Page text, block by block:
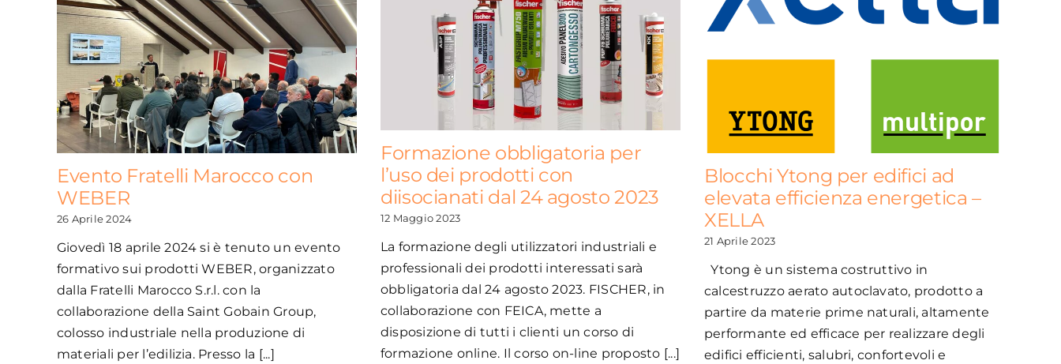
Evento Fratelli Marocco con
WEBER
26 Aprile 2024
Giovedì 18 aprile 2024 si è tenuto un evento
formativo sui prodotti WEBER, organizzato
dalla Fratelli Marocco S.r.l. con la
collaborazione della Saint Gobain Group,
colosso industriale nella produzione di
materiali per l’edilizia. Presso la [...]
Formazione obbligatoria per
l’uso dei prodotti con
diisocianati dal 24 agosto 2023
12 Maggio 2023
La formazione degli utilizzatori industriali e
professionali dei prodotti interessati sarà
obbligatoria dal 24 agosto 2023. FISCHER, in
collaborazione con FEICA, mette a
disposizione di tutti i clienti un corso di
formazione online. Il corso on-line proposto [...]
Blocchi Ytong per edifici ad
elevata efficienza energetica –
XELLA
21 Aprile 2023
Ytong è un sistema costruttivo in
calcestruzzo aerato autoclavato, prodotto a
partire da materie prime naturali, altamente
performante ed efficace per realizzare degli
edifici efficienti, salubri, confortevoli e